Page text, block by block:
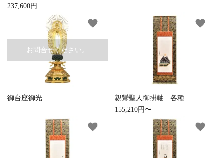
お手入れ用品
237,600円
お問合せください。
御台座御光
favorite
親鸞聖人御掛軸 各種
155,210円〜
favorite
favorite favorite